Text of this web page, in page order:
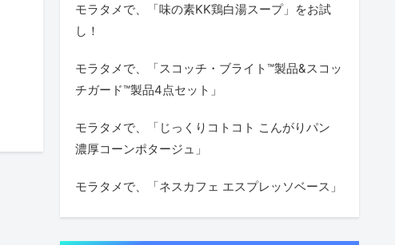
モラタメで、「味の素KK鶏白湯スープ」をお試
し！
モラタメで、「スコッチ・ブライト™製品&スコッ
チガード™製品4点セット」
モラタメで、「じっくりコトコト こんがりパン
濃厚コーンポタージュ」
モラタメで、「ネスカフェ エスプレッソベース」